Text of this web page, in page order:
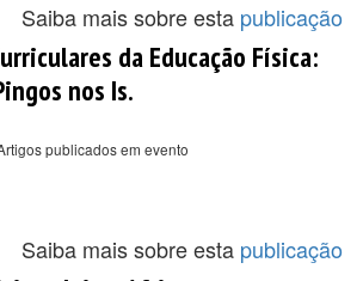
Saiba mais sobre esta publicação
da Educação Física:
nos Is.
publicados em evento
Saiba mais sobre esta publicação